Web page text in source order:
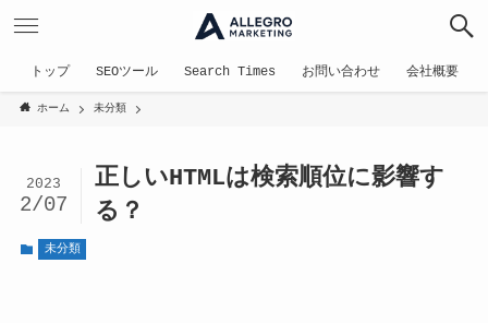
トップ SEOツール Search Times お問い合わせ 会社概要
ホーム 未分類
正しいHTMLは検索順位に影響す
る？
2023
2/07
未分類